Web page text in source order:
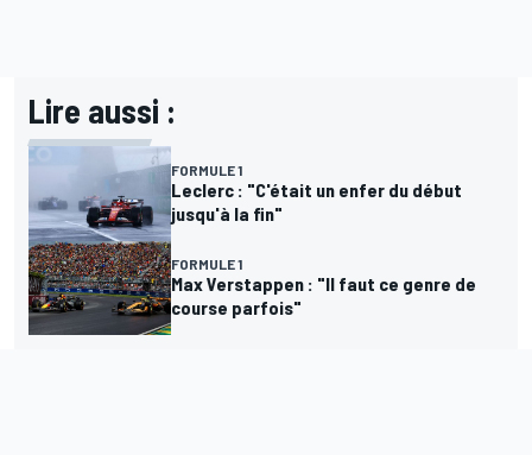
Lire aussi :
FORMULE 1
Leclerc : "C'était un enfer du début
jusqu'à la fin"
FORMULE 1
Max Verstappen : "Il faut ce genre de
course parfois"